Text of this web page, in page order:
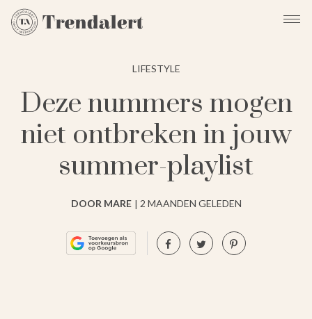
LIFESTYLE
Deze nummers mogen
niet ontbreken in jouw
summer-playlist
DOOR MARE 2 MAANDEN GELEDEN